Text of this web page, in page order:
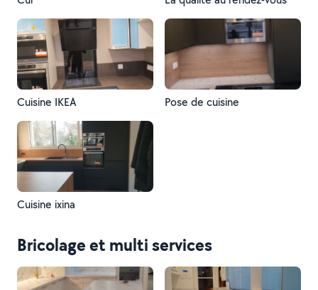
Cuisine IKEA Pose de cuisine
Cuisine ixina
Bricolage et multi services